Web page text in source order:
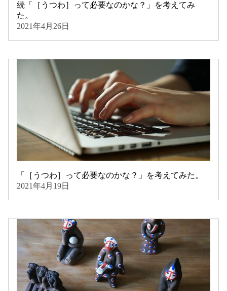
続「［うつわ］って必要なのかな？」を考えてみ
た。
2021年4月26日
「［うつわ］って必要なのかな？」を考えてみた。
2021年4月19日